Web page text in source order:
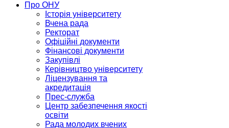
Про ОНУ
Історія університету
Вчена рада
Ректорат
Офіційні документи
Фінансові документи
Закупівлі
Керівництво університету
Ліцензування та
акредитація
Прес-служба
Центр забезпечення якості
освіти
Рада молодих вчених